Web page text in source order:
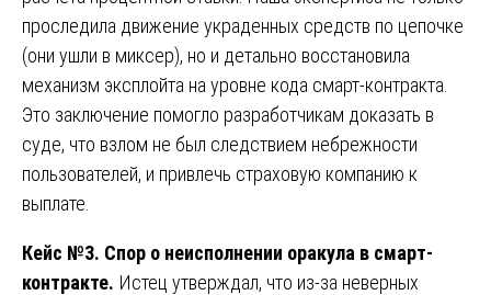
проследила движение украденных средств по цепочке
(они ушли в миксер), но и детально восстановила
механизм эксплойта на уровне кода смарт-контракта.
Это заключение помогло разработчикам доказать в
суде, что взлом не был следствием небрежности
пользователей, и привлечь страховую компанию к
выплате.
Кейс №3. Спор о неисполнении оракула в смарт-
контракте. Истец утверждал, что из-за неверных